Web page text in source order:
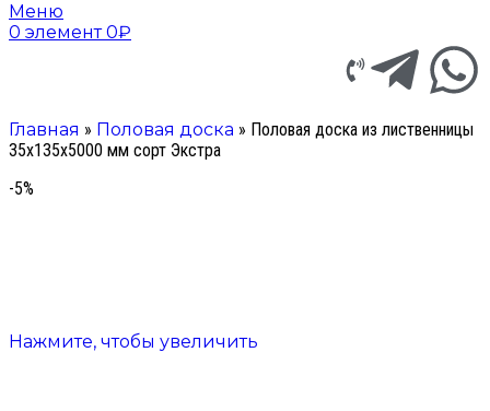
Меню
0 элемент 0₽
Главная » Половая доска » Половая доска из лиственницы
35х135х5000 мм сорт Экстра
-5%
Нажмите, чтобы увеличить